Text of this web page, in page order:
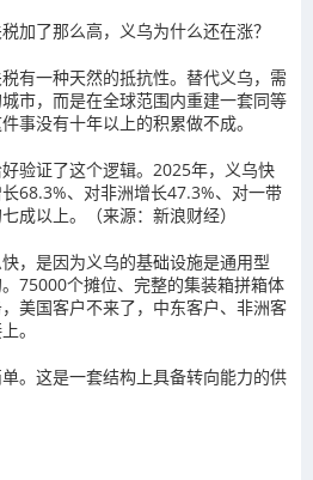
加了那么高，义乌为什么还在涨？
有一种天然的抵抗性。替代义乌，需
市，而是在全球范围内重建一套同等
事没有十年以上的积累做不成。
验证了这个逻辑。2025年，义乌快
68.3%、对非洲增长47.3%、对一带
成以上。（来源：新浪财经）
，是因为义乌的基础设施是通用型
75000个摊位、完整的集装箱拼箱体
美国客户不来了，中东客户、非洲客
。
。这是一套结构上具备转向能力的供